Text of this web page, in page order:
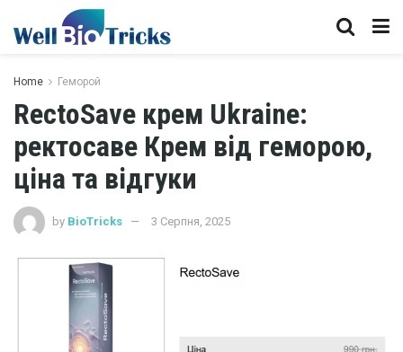
Home Геморой
RectoSave крем Ukraine:
ректосаве Крем від геморою,
ціна та відгуки
by BioTricks 3 Серпня, 2025